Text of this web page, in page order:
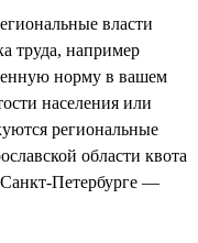
власти
труда, например
норму в вашем
населения или
региональные
области квота
Санкт-Петербурге —